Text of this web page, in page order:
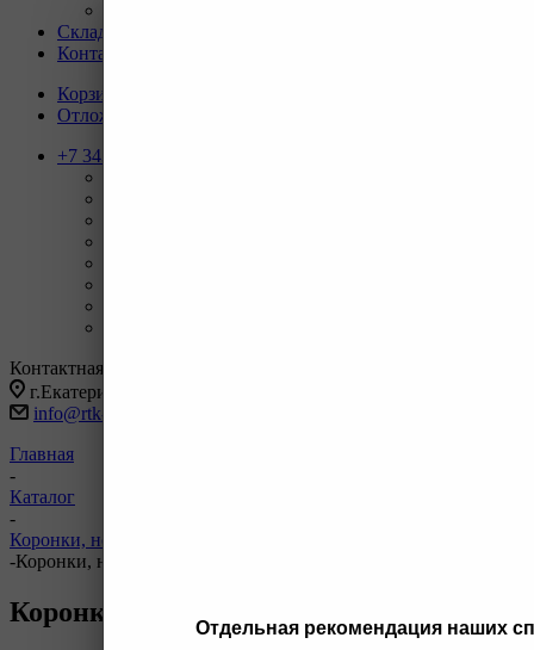
Отдельная рекомендация наших
Склады
Контакты
Корзина
Отложенные
+7 343 247-83-62
Контактная информация
г.Екатеринбург, ул Черняховского 86 корп 9/3
info@rtk-parts.ru
Главная
-
Каталог
-
Коронки, ножи, бокорезы для спецтехники
-Коронки, ножи, бокорезы для CAT
Коронки, ножи, бокорезы для CAT